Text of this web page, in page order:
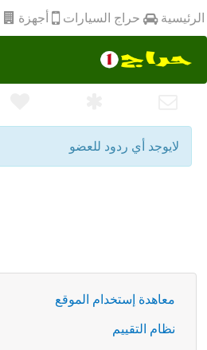
الرئيسية حراج السيارات أجهزة
لايوجد أي ردود للعضو
معاهدة إستخدام الموقع
نظام التقييم